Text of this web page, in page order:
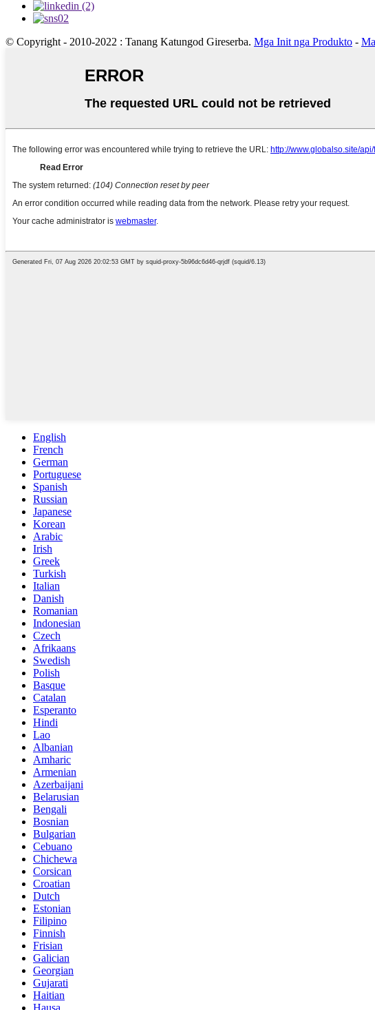
© Copyright - 2010-2022 : Tanang Katungod Gireserba. Mga Init nga Produkto -
English
French
German
Portuguese
Spanish
Russian
Japanese
Korean
Arabic
Irish
Greek
Turkish
Italian
Danish
Romanian
Indonesian
Czech
Afrikaans
Swedish
Polish
Basque
Catalan
Esperanto
Hindi
Lao
Albanian
Amharic
Armenian
Azerbaijani
Belarusian
Bengali
Bosnian
Bulgarian
Cebuano
Chichewa
Corsican
Croatian
Dutch
Estonian
Filipino
Finnish
Frisian
Galician
Georgian
Gujarati
Haitian
Hausa